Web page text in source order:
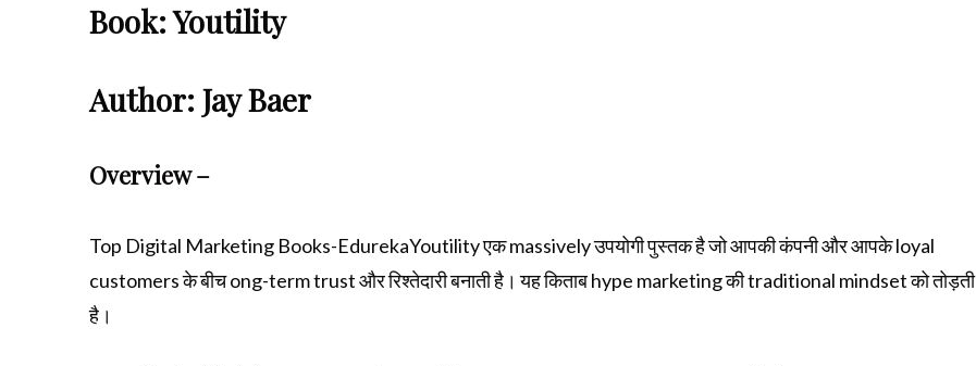
Book: Youtility
Author: Jay Baer
Overview –
Top Digital Marketing Books-EdurekaYoutility एक massively उपयोगी पुस्तक है जो आपकी कंपनी और आपके loyal
customers के बीच ong-term trust और रिश्तेदारी बनाती है। यह किताब hype marketing की traditional mindset को तोड़ती
है।